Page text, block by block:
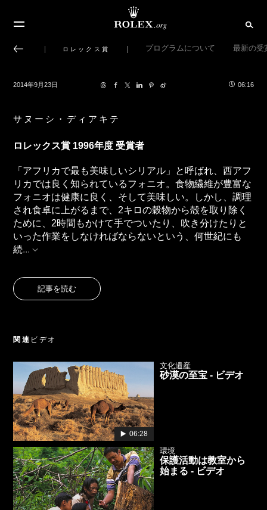
ロレックス賞 プログラムについて 最新の受
2014年9月23日 06:16
サヌーシ・ディアキテ
ロレックス賞 1996年度 受賞者
「アフリカで最も美味しいシリアル」と呼ばれ、西アフ
リカでは良く知られているフォニオ。食物繊維が豊富な
フォニオは健康に良く、そして美味しい。しかし、調理
され食卓に上がるまで、2キロの穀物から殻を取り除く
ために、2時間もかけて手でついたり、吹き分けたりと
いった作業をしなければならないという、何世紀にも
続...
記事を読む
関連ビデオ
06:28
文化遺産
砂漠の至宝 - ビデオ
環境
保護活動は教室から
始まる - ビデオ